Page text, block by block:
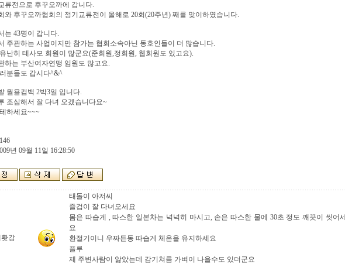
류전으로 후꾸오까에 갑니다.
와 후꾸오까협회의 정기교류전이 올해로 20회(20주년) 째를 맞이하였습니다.
는 43명이 갑니다.
주관하는 사업이지만 참가는 협회소속아닌 동호인들이 더 많습니다.
난히 테사모 회원이 많군요(준회원,정회원, 웹회원도 있고요).
하는 부산여자연맹 임원도 많고요.
분들도 갑시다^&^
월욜컴백 2박3일 입니다.
조심해서 잘 다녀 오겠습니다요~
하세요~~~
년 09월 11일 16:28:50
강
태돌이 아저씨
즐겁이 잘 다녀오세요
몸은 따습게 , 따스한 일본차는 넉넉히 마시고, 손은 따스한 물에 30초 정도 깨끗이 씻어세
요
환절기이니 우짜든동 따습게 체온을 유지하세요
플루
제 주변사람이 앓았는데 감기쳐름 가벼이 나을수도 있더군요